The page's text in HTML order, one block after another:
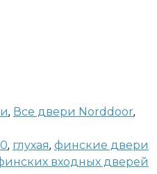
, Все двери Norddoor,
, глухая, финские двери
входных дверей